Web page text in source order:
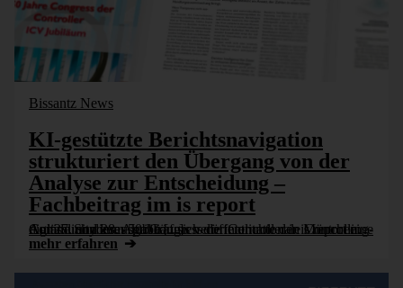
Bissantz News
KI-gestützte Berichtsnavigation
strukturiert den Übergang von der
Analyse zur Entscheidung –
Fachbeitrag im is report
Am 27. und 28. April traf sich die internationale Controlling-Community zum 50. Congress der Controller in München. Anlässlich dieses Jubiliäums veröffentlichte der is report eine digitale Sonderausgabe [...]
mehr erfahren